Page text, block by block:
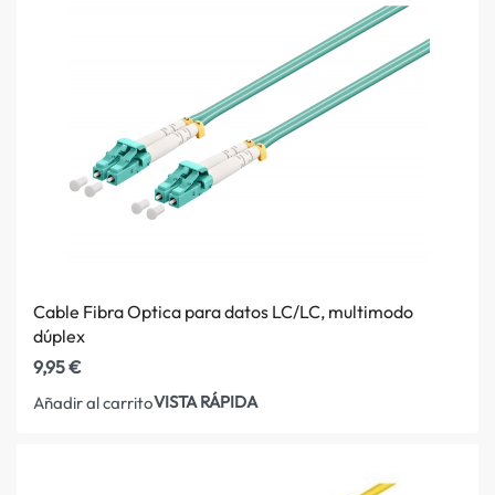
Cable Fibra Optica para datos LC/LC, multimodo
dúplex
9,95€
Añadir al carritoVISTA RÁPIDA